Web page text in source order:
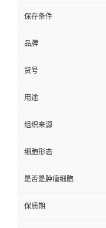
保存条件
品牌
货号
用途
组织来源
细胞形态
是否是肿瘤细胞
保质期